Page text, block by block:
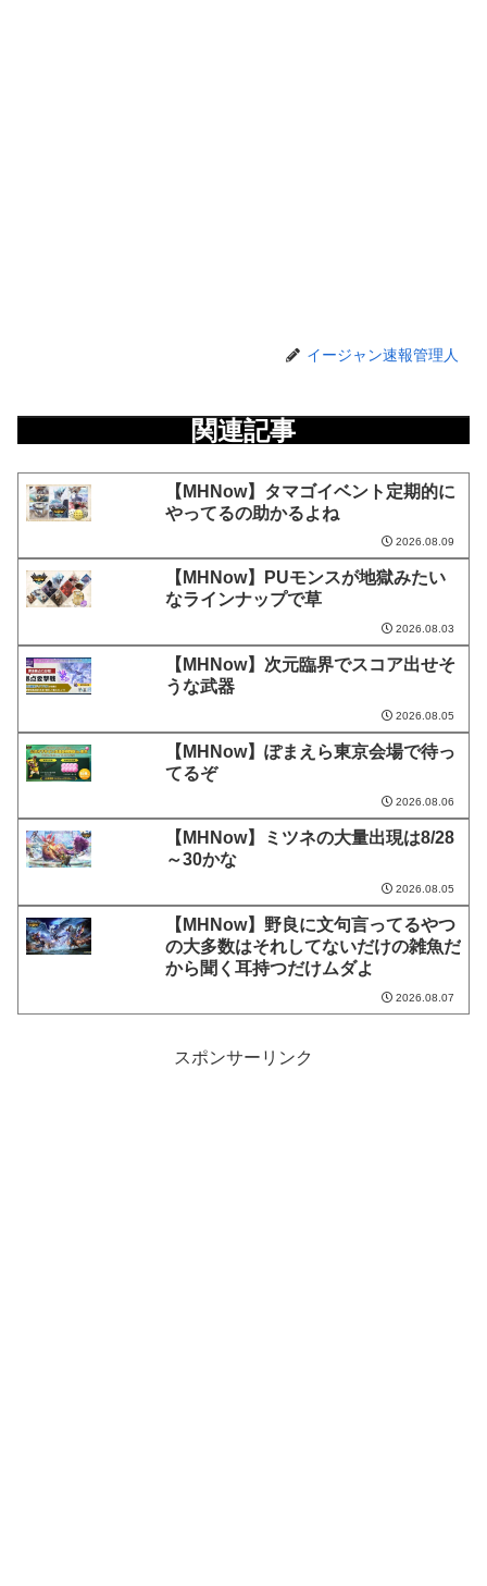
イージャン速報管理人
関連記事
【MHNow】タマゴイベント定期的に
やってるの助かるよね
2026.08.09
【MHNow】PUモンスが地獄みたい
なラインナップで草
2026.08.03
【MHNow】次元臨界でスコア出せそ
うな武器
2026.08.05
【MHNow】ぽまえら東京会場で待っ
てるぞ
2026.08.06
【MHNow】ミツネの大量出現は8/28
～30かな
2026.08.05
【MHNow】野良に文句言ってるやつ
の大多数はそれしてないだけの雑魚だ
から聞く耳持つだけムダよ
2026.08.07
スポンサーリンク